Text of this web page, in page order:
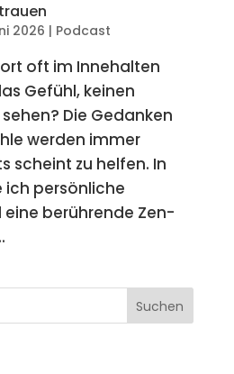
2026 | Podcast
oft im Innehalten
Gefühl, keinen
Die Gedanken
werden immer
scheint zu helfen. In
ich persönliche
berührende Zen-